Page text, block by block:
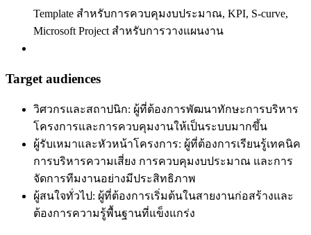
Template สำหรับการควบคุมงบประมาณ, KPI, S-curve,
Microsoft Project สำหรับการวางแผนงาน
Target audiences
วิศวกรและสถาปนิก: ผู้ที่ต้องการพัฒนาทักษะการบริหาร
โครงการและการควบคุมงานให้เป็นระบบมากขึ้น
ผู้รับเหมาและหัวหน้าโครงการ: ผู้ที่ต้องการเรียนรู้เทคนิค
การบริหารความเสี่ยง การควบคุมงบประมาณ และการ
จัดการทีมงานอย่างมีประสิทธิภาพ
ผู้สนใจทั่วไป: ผู้ที่ต้องการเริ่มต้นในสายงานก่อสร้างและ
ต้องการความรู้พื้นฐานที่แข็งแกร่ง